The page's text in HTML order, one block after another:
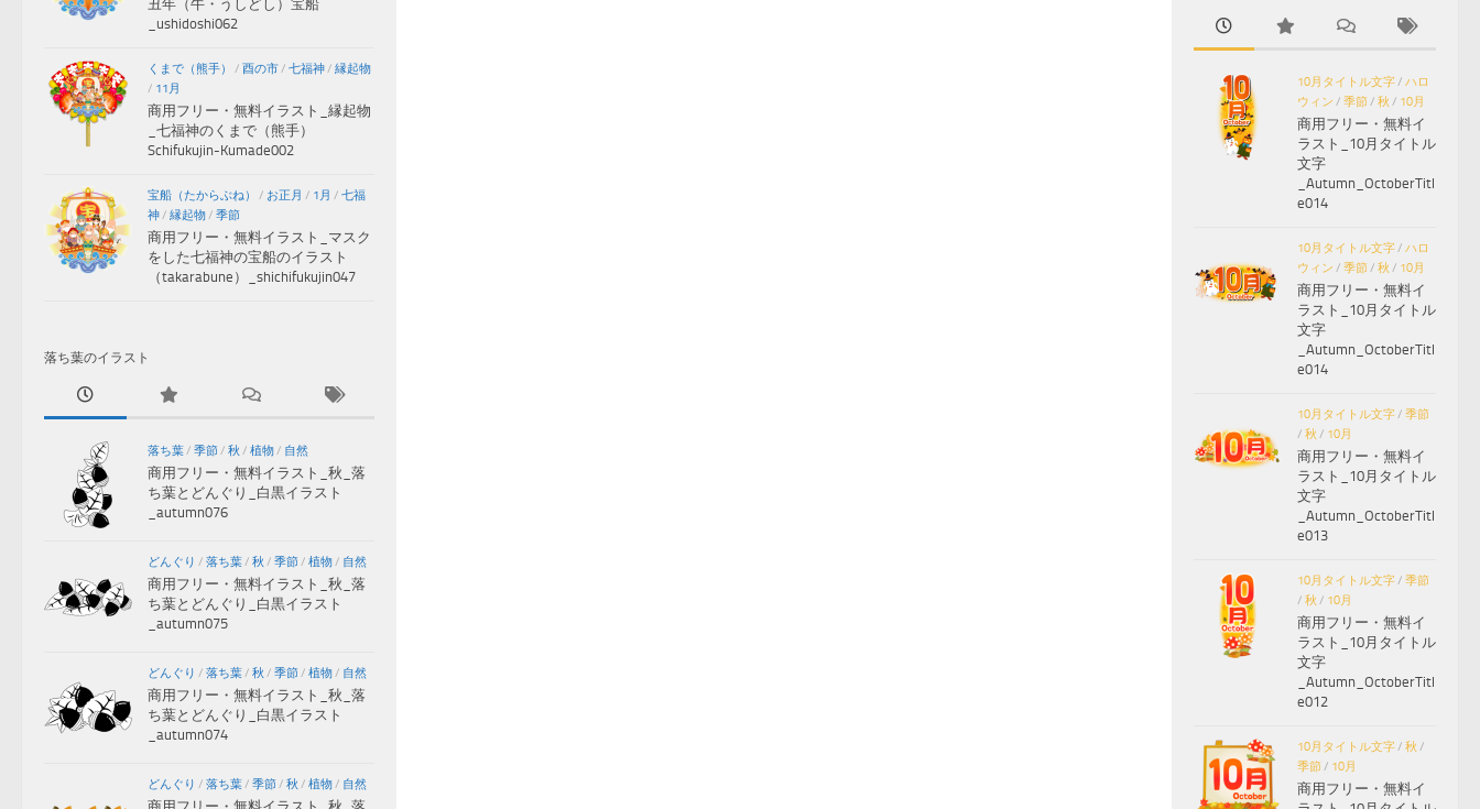
丑年（牛・うしどし）宝船
_ushidoshi062
くまで（熊手） / 酉の市/ 七福神/ 縁起物
/ 11月
商用フリー・無料イラスト_縁起物
_七福神のくまで（熊手）
Schifukujin-Kumade002
宝船（たからぶね） / お正月 / 1月 / 七福
神/ 縁起物/ 季節
商用フリー・無料イラスト_マスク
をした七福神の宝船のイラスト
（takarabune）_shichifukujin047
落ち葉のイラスト
落ち葉/ 季節/ 秋 / 植物/ 自然
商用フリー・無料イラスト_秋_落
ち葉とどんぐり_白黒イラスト
_autumn076
どんぐり / 落ち葉/ 秋 / 季節/ 植物/ 自然
商用フリー・無料イラスト_秋_落
ち葉とどんぐり_白黒イラスト
_autumn075
どんぐり / 落ち葉/ 秋 / 季節/ 植物/ 自然
商用フリー・無料イラスト_秋_落
ち葉とどんぐり_白黒イラスト
_autumn074
どんぐり / 落ち葉/ 季節/ 秋 / 植物/ 自然
10月タイトル文字/ ハロ
ウィン / 季節/ 秋 / 10月
商用フリー・無料イ
ラスト_10月タイトル
文字
_Autumn_OctoberTitl
e014
10月タイトル文字/ ハロ
ウィン / 季節/ 秋 / 10月
商用フリー・無料イ
ラスト_10月タイトル
文字
_Autumn_OctoberTitl
e014
10月タイトル文字/ 季節
/ 秋 / 10月
商用フリー・無料イ
ラスト_10月タイトル
文字
_Autumn_OctoberTitl
e013
10月タイトル文字/ 季節
/ 秋 / 10月
商用フリー・無料イ
ラスト_10月タイトル
文字
_Autumn_OctoberTitl
e012
10月タイトル文字/ 秋 /
季節/ 10月
商用フリー・無料イ